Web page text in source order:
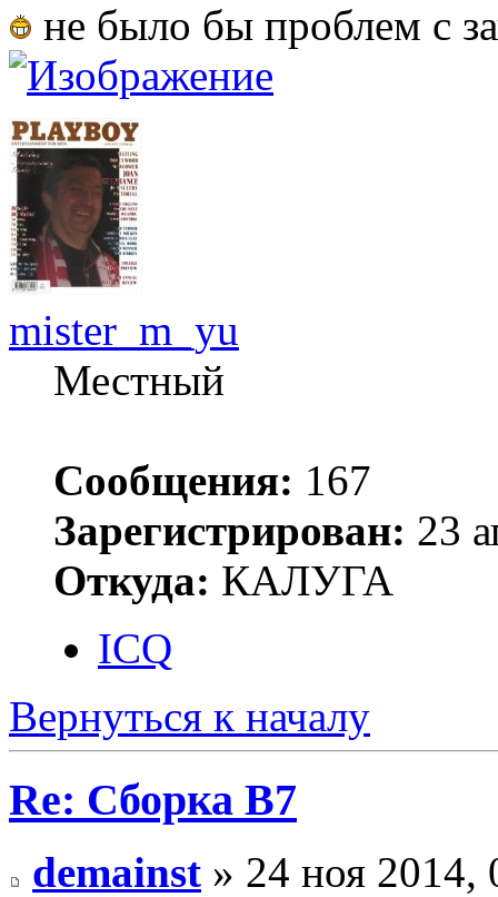
не было бы проблем с
mister_m_yu
Местный
Сообщения: 167
Зарегистрирован: 23
Откуда: КАЛУГА
ICQ
Вернуться к началу
Re: Сборка B7
demainst » 24 ноя 2014,